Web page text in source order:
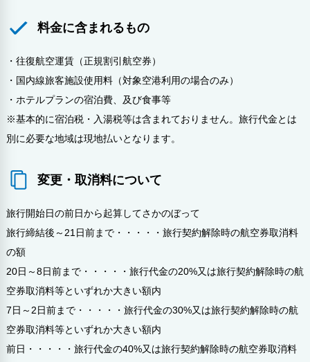
料金に含まれるもの
・往復航空運賃（正規割引航空券）
・国内線旅客施設使用料（対象空港利用の場合のみ）
・ホテルプランの宿泊費、及び食事等
※基本的に宿泊税・入湯税等は含まれておりません。旅行代金とは
別に必要な地域は現地払いとなります。
変更・取消料について
旅行開始日の前日から起算してさかのぼって
旅行締結後～21日前まで・・・・・旅行契約解除時の航空券取消料
の額
20日～8日前まで・・・・・旅行代金の20%又は旅行契約解除時の航
空券取消料等といずれか大きい額内
7日～2日前まで・・・・・旅行代金の30%又は旅行契約解除時の航
空券取消料等といずれか大きい額内
前日・・・・・旅行代金の40%又は旅行契約解除時の航空券取消料